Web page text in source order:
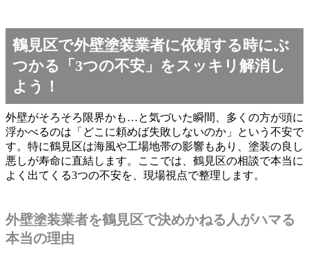
鶴見区で外壁塗装業者に依頼する時にぶ
つかる「3つの不安」をスッキリ解消し
よう！
外壁がそろそろ限界かも…と気づいた瞬間、多くの方が頭に
浮かべるのは「どこに頼めば失敗しないのか」という不安で
す。特に鶴見区は海風や工場地帯の影響もあり、塗装の良し
悪しが寿命に直結します。ここでは、鶴見区の相談で本当に
よく出てくる3つの不安を、現場視点で整理します。
外壁塗装業者を鶴見区で決めかねる人がハマる
本当の理由